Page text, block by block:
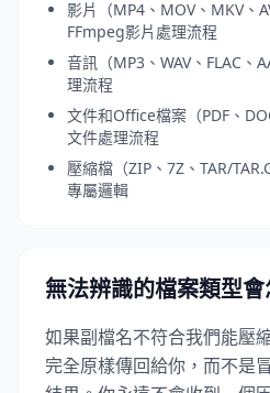
影片（MP4、MOV、MKV、
FFmpeg影片處理流程
音訊（MP3、WAV、FLAC
理流程
文件和Office檔案（PDF、
文件處理流程
壓縮檔（ZIP、7Z、TAR/
專屬邏輯
無法辨識的檔案類型
如果副檔名不符合我們能壓
完全原樣傳回給你，而不是